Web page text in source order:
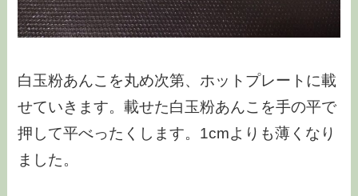
白玉粉あんこを丸め次第、ホットプレートに載
せていきます。載せた白玉粉あんこを手の平で
押して平べったくします。1cmよりも薄くなり
ました。